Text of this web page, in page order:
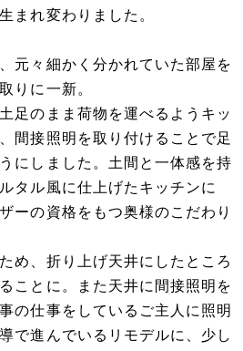
まれ変わりました。
元々細かく分かれていた部屋を
りに一新。
足のまま荷物を運べるようキッ
間接照明を取り付けることで足
にしました。土間と一体感を持
タル風に仕上げたキッチンに
ーの資格をもつ奥様のこだわり
め、折り上げ天井にしたところ
ことに。また天井に間接照明を
の仕事をしているご主人に照明
で進んでいるリモデルに、少し